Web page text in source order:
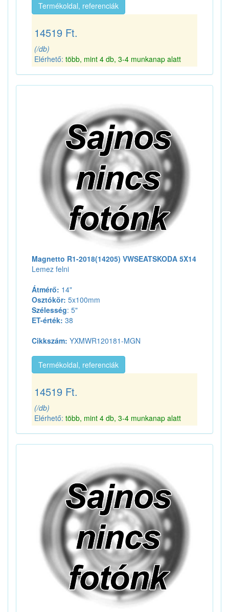
Termékoldal, referenciák
14519 Ft.
(/db)
Elérhető: több, mint 4 db, 3-4 munkanap alatt
Magnetto R1-2018(14205) VWSEATSKODA 5X14
Lemez felni
Átmérő: 14"
Osztókör: 5x100mm
Szélesség: 5"
ET-érték: 38
Cikkszám: YXMWR120181-MGN
Termékoldal, referenciák
14519 Ft.
(/db)
Elérhető: több, mint 4 db, 3-4 munkanap alatt